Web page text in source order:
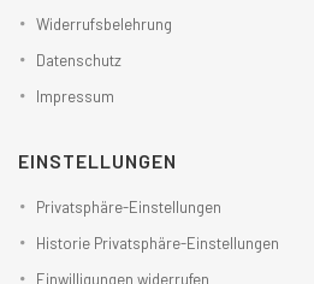
Widerrufsbelehrung
Datenschutz
Impressum
EINSTELLUNGEN
Privatsphäre-Einstellungen
Historie Privatsphäre-Einstellungen
Einwilligungen widerrufen